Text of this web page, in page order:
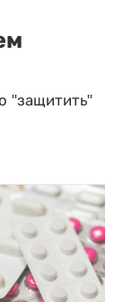
"защитить"